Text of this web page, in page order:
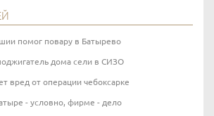
помог повару в Батырево
дома сели в СИЗО
вред от операции чебоксарке
- условно, фирме - дело